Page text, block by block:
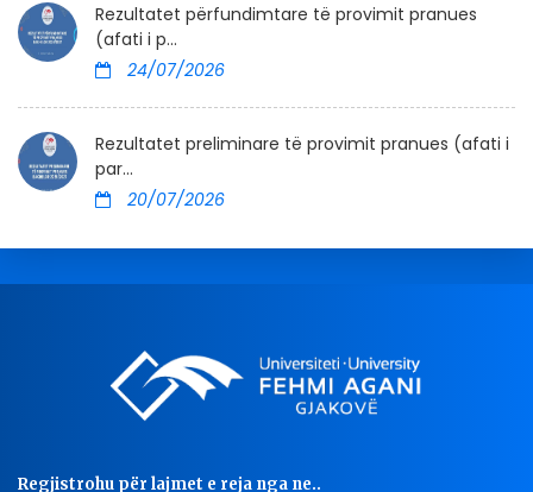
Rezultatet përfundimtare të provimit pranues
(afati i p...
24/07/2026
Rezultatet preliminare të provimit pranues (afati i
par...
20/07/2026
Regjistrohu për lajmet e reja nga ne..